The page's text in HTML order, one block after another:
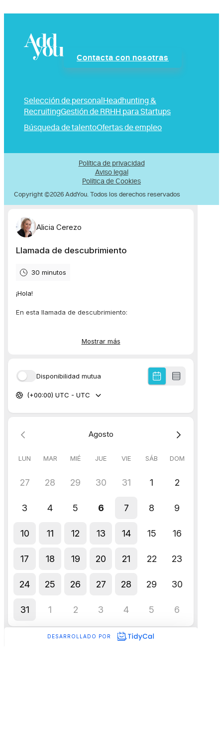
Contacta con nosotras
Selección de personal Headhunting &
RecruitingGestión de RRHH para Startups
Búsqueda de talentoOfertas de empleo
Política de privacidad
Aviso legal
Política de Cookies
Copyright ©2026 AddYou. Todos los derechos reservados